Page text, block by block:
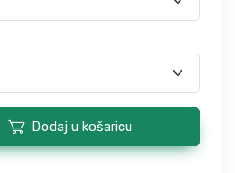
Dodaj u košaricu